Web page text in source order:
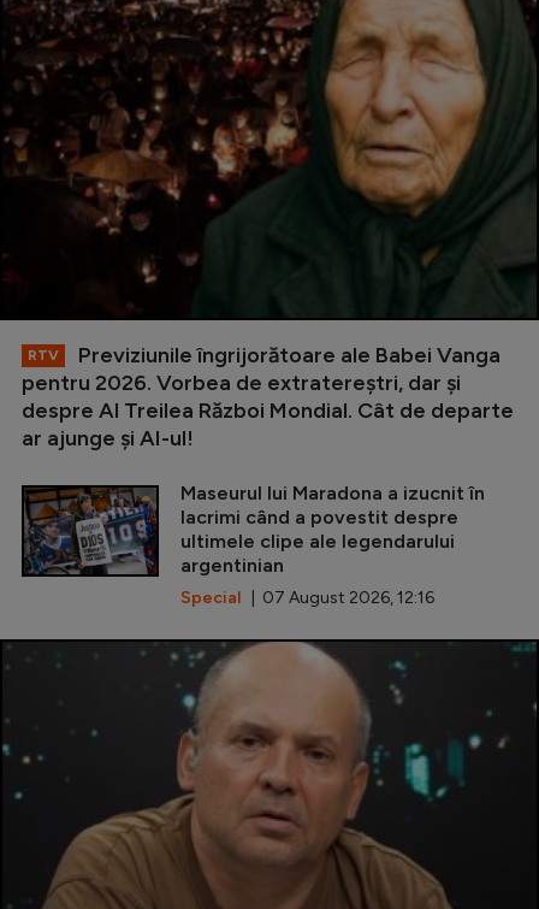
RTV
Previziunile îngrijorătoare ale Babei Vanga
pentru 2026. Vorbea de extratereștri, dar și
despre Al Treilea Război Mondial. Cât de departe
ar ajunge și AI-ul!
Maseurul lui Maradona a izucnit în
lacrimi când a povestit despre
ultimele clipe ale legendarului
argentinian
Special | 07 August 2026, 12:16